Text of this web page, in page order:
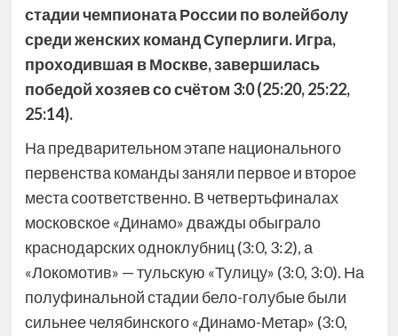
стадии чемпионата России по волейболу
среди женских команд Суперлиги. Игра,
проходившая в Москве, завершилась
победой хозяев со счётом 3:0 (25:20, 25:22,
25:14).
На предварительном этапе национального
первенства команды заняли первое и второе
места соответственно. В четвертьфиналах
московское «Динамо» дважды обыграло
краснодарских одноклубниц (3:0, 3:2), а
«Локомотив» — тульскую «Тулицу» (3:0, 3:0). На
полуфинальной стадии бело-голубые были
сильнее челябинского «Динамо-Метар» (3:0,